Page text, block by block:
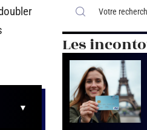
Les